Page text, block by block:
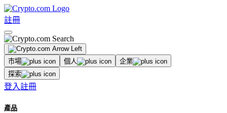
註冊
市場 個人
企業
探索
登入註冊
產品